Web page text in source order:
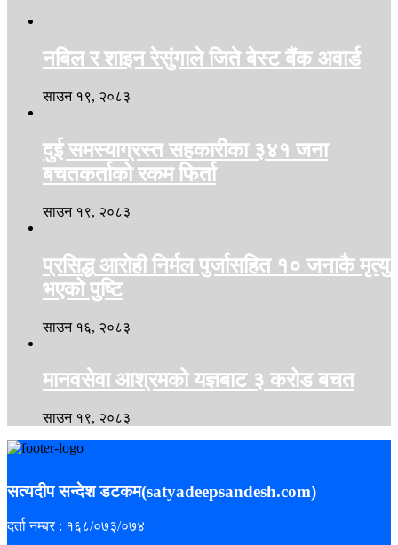
नबिल र शाइन रेसुंगाले जिते बेस्ट बैंक अवार्ड
साउन १९, २०८३
दुई समस्याग्रस्त सहकारीका ३४१ जना
बचतकर्ताको रकम फिर्ता
साउन १९, २०८३
प्रसिद्ध आरोही निर्मल पुर्जासहित १० जनाकै मृत्यु
भएको पुष्टि
साउन १६, २०८३
मानवसेवा आश्रमको यज्ञबाट ३ करोड बचत
साउन १९, २०८३
सत्यदीप सन्देश डटकम(satyadeepsandesh.com)
दर्ता नम्बर : १६८/०७३/०७४